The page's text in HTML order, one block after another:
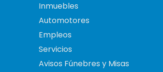
Inmuebles
Automotores
Empleos
Servicios
Avisos Fúnebres y Misas